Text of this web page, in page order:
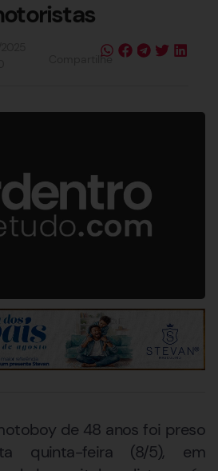
Compartilhe
de 48 anos foi preso
quinta-feira (8/5), em